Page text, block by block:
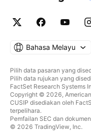
Bahasa Melayu
Pilih data pasaran yang
Pilih data rujukan yang
FactSet Research Systems
Copyright © 2026,
CUSIP disediakan oleh
terpelihara.
Pemfailan SEC dan
© 2026 TradingView, Inc.